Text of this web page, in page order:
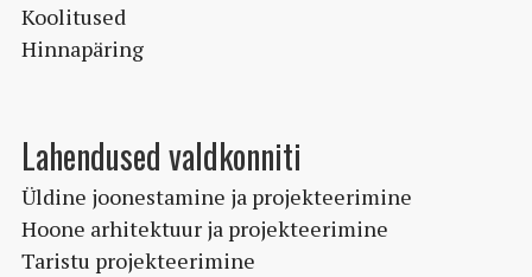
Koolitused
Hinnapäring
Lahendused valdkonniti
Üldine joonestamine ja projekteerimine
Hoone arhitektuur ja projekteerimine
Taristu projekteerimine